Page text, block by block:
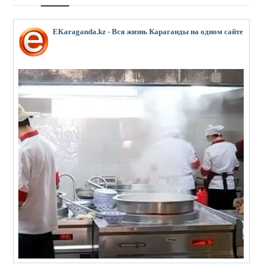
EKaraganda.kz - Вся жизнь Караганды на одном сайте